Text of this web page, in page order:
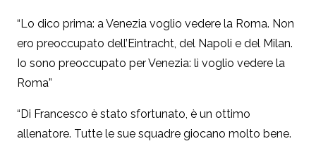
“Lo dico prima: a Venezia voglio vedere la Roma. Non
ero preoccupato dell’Eintracht, del Napoli e del Milan.
Io sono preoccupato per Venezia: lì voglio vedere la
Roma”
“Di Francesco è stato sfortunato, è un ottimo
allenatore. Tutte le sue squadre giocano molto bene.